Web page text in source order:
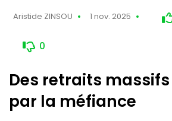
Aristide ZINSOU 1 nov. 2025
0
Des retraits
par la méfiance